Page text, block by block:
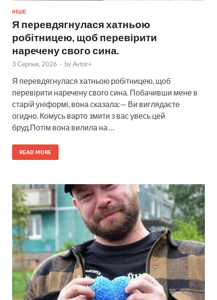
ІНШЕ
Я перевдягнулася хатньою
робітницею, щоб перевірити
наречену свого сина.
3 Серпня, 2026 - byAvtor+
Я перевдягнулася хатньою робітницею, щоб
перевірити наречену свого сина. Побачивши мене в
старій уніформі, вона сказала:— Ви виглядаєте
огидно. Комусь варто змити з вас увесь цей
бруд.Потім вона вилила на …
READ MORE